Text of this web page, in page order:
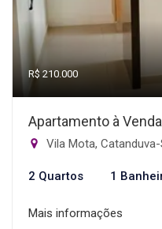
R$ 210.000
Apartamento à
Vila Mota, Catanduva-
2 Quartos 1
Mais informações